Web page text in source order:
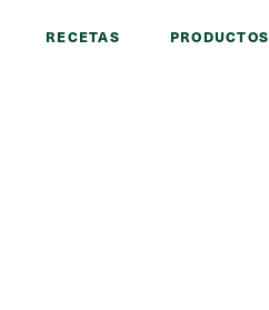
RECETAS PRODUCTOS